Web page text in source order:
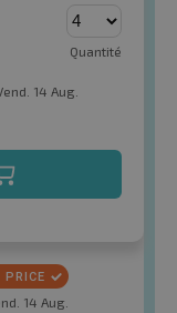
Quantité
14 Aug.
14 Aug.